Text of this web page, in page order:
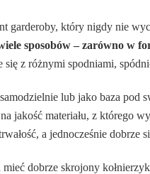
garderoby, który nigdy nie
sposobów – zarówno w
się z różnymi spodniami,
lub jako baza
jakość materiału, z którego
a jednocześnie dobrze
dobrze skrojony